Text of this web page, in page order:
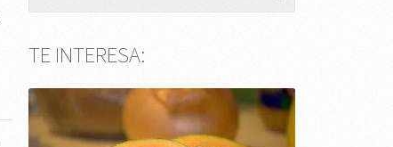
TE INTERESA: